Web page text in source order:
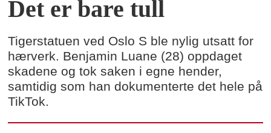
Det er bare tull
Tigerstatuen ved Oslo S ble nylig utsatt for
hærverk. Benjamin Luane (28) oppdaget
skadene og tok saken i egne hender,
samtidig som han dokumenterte det hele på
TikTok.